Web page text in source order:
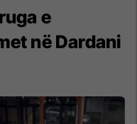
e
në Dardani